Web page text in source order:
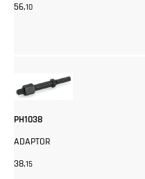
56,10
PH1038
ADAPTOR
38,15